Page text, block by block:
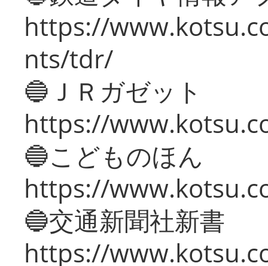
https://
nts/tdr/
🔵ＪＲガゼット
https://
🔵こどものほん
https://
🔵交通新聞社新書
https://